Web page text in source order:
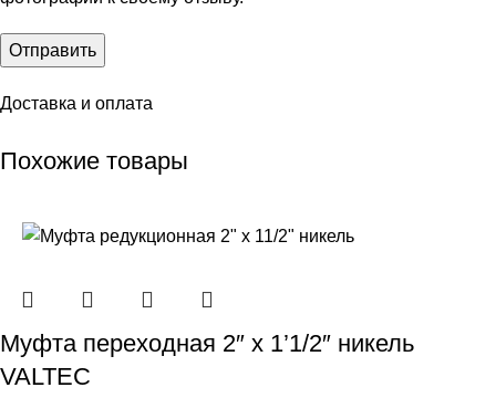
Доставка и оплата
Похожие товары
Муфта переходная 2″ х 1’1/2″ никель
VALTEC